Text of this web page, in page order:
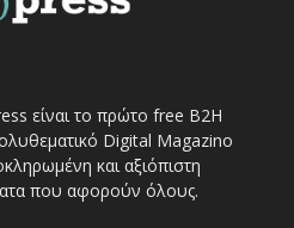
είναι το πρώτο free Β2Η
Digital Magazino
και αξιόπιστη
που αφορούν όλους.